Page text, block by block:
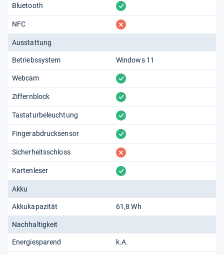
Bluetooth vorhanden
NFC fehlt
Ausstattung
Betriebssystem Windows 11
Webcam vorhanden
Ziffernblock vorhanden
Tastaturbeleuchtung vorhanden
Fingerabdrucksensor vorhanden
Sicherheitsschloss fehlt
Kartenleser vorhanden
Akku
Akkukapazität 61,8 Wh
Nachhaltigkeit
Energiesparend k.A.